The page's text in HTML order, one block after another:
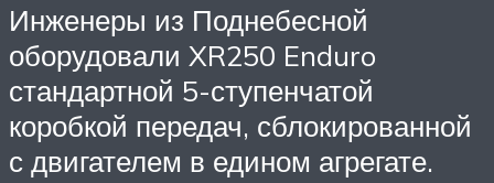
Инженеры из Поднебесной
оборудовали XR250 Enduro
стандартной 5-ступенчатой
коробкой передач, сблокированной
с двигателем в едином агрегате.